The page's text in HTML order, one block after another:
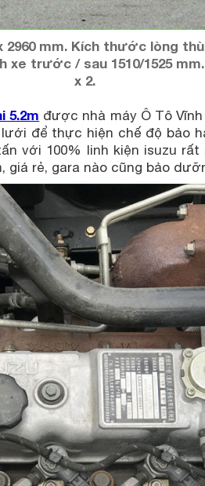
2960 mm. Kích thước lòng
xe trước / sau 1510/1525
x 2.
5.2m được nhà máy Ô Tô
để thực hiện chế độ bảo
với 100% linh kiện isuzu
giá rẻ, gara nào cũng bảo